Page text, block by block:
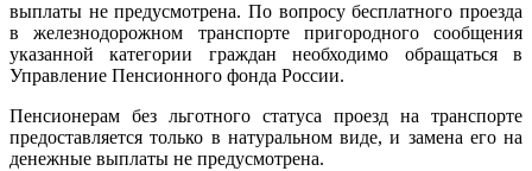
выплаты не предусмотрена. По вопросу бесплатного проезда
в железнодорожном транспорте пригородного сообщения
указанной категории граждан необходимо обращаться в
Управление Пенсионного фонда России.
Пенсионерам без льготного статуса проезд на транспорте
предоставляется только в натуральном виде, и замена его на
денежные выплаты не предусмотрена.